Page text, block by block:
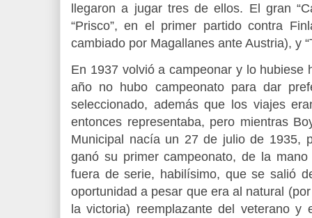
llegaron a jugar tres de ellos. El gran
“Prisco”, en el primer partido contra
cambiado por Magallanes ante Austria), y
En 1937 volvió a campeonar y lo hubiese
año no hubo campeonato para dar
seleccionado, además que los viajes
entonces representaba, pero mientras
Municipal nacía un 27 de julio de 1935,
ganó su primer campeonato, de la mano
fuera de serie, habilísimo, que se salió
oportunidad a pesar que era al natural
la victoria) reemplazante del veterano y